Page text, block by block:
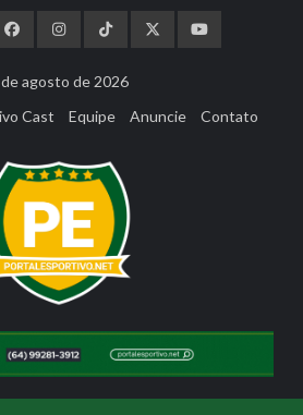
agosto de 2026
Cast Equipe Anuncie Contato